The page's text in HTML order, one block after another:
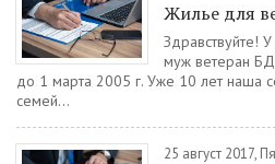
Жилье для
Здравствуйте!
муж ветеран
до 1 марта 2005 г. Уже 10 лет наша
семей...
25 август 2017,